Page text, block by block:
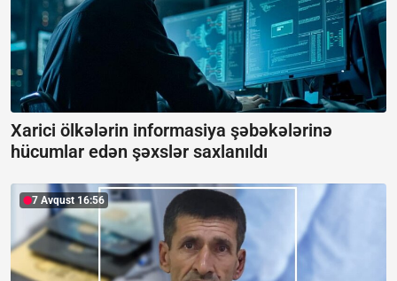
Xarici ölkələrin informasiya şəbəkələrinə
hücumlar edən şəxslər saxlanıldı
7 Avqust 16:56